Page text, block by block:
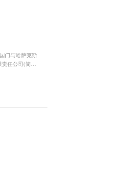
门与哈萨克斯
任公司(简称